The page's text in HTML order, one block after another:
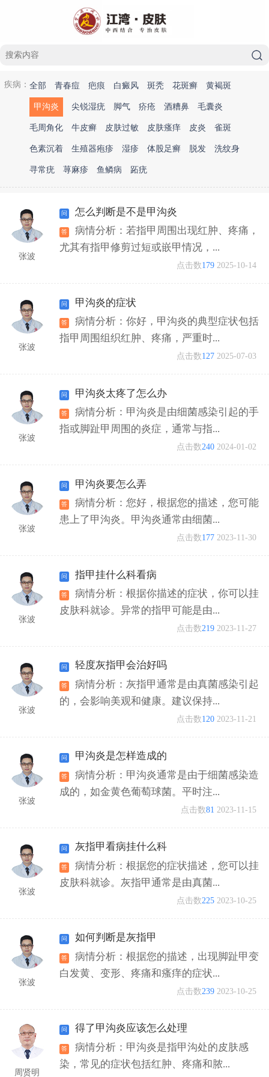
疾病： 全部 青春痘 疤痕 白癜风 斑秃 花斑癣 黄褐斑
甲沟炎 尖锐湿疣 脚气 疥疮 酒糟鼻 毛囊炎
毛周角化 牛皮癣 皮肤过敏 皮肤瘙痒 皮炎 雀斑
色素沉着 生殖器疱疹 湿疹 体股足癣 脱发 洗纹身
寻常疣 荨麻疹 鱼鳞病 跖疣
张波
怎么判断是不是甲沟炎
病情分析：若指甲周围出现红肿、疼痛，
尤其有指甲修剪过短或嵌甲情况，...
点击数179 2025-10-14
张波
甲沟炎的症状
病情分析：你好，甲沟炎的典型症状包括
指甲周围组织红肿、疼痛，严重时...
点击数127 2025-07-03
张波
甲沟炎太疼了怎么办
病情分析：甲沟炎是由细菌感染引起的手
指或脚趾甲周围的炎症，通常与指...
点击数240 2024-01-02
张波
甲沟炎要怎么弄
病情分析：您好，根据您的描述，您可能
患上了甲沟炎。甲沟炎通常由细菌...
点击数177 2023-11-30
张波
指甲挂什么科看病
病情分析：根据你描述的症状，你可以挂
皮肤科就诊。异常的指甲可能是由...
点击数219 2023-11-27
张波
轻度灰指甲会治好吗
病情分析：灰指甲通常是由真菌感染引起
的，会影响美观和健康。建议保持...
点击数120 2023-11-21
张波
甲沟炎是怎样造成的
病情分析：甲沟炎通常是由于细菌感染造
成的，如金黄色葡萄球菌。平时注...
点击数81 2023-11-15
张波
灰指甲看病挂什么科
病情分析：根据您的症状描述，您可以挂
皮肤科就诊。灰指甲通常是由真菌...
点击数225 2023-10-25
张波
如何判断是灰指甲
病情分析：根据您的描述，出现脚趾甲变
白发黄、变形、疼痛和瘙痒的症状...
点击数239 2023-10-25
周贤明
得了甲沟炎应该怎么处理
病情分析：甲沟炎是指甲沟处的皮肤感
染，常见的症状包括红肿、疼痛和脓...